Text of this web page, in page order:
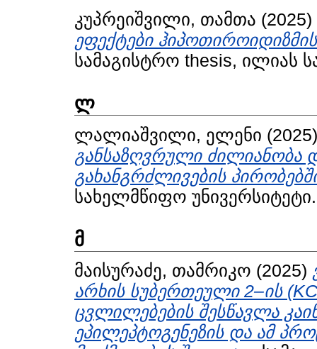
კუპრეიშვილი, თამთა (2025)
ეფექტები
სამაგისტრო thesis, ილიას
ლ
ლალიაშვილი, ელენი
განსაზღვრული ძილიანობა
გახანგრძლივების
სახელმწიფო უნივერსიტეტი.
მ
მაისურაძე, თამრიკო (2025)
არხის სუბერთეული 2–ის
ცვლილებების შესწავლა
ეპილეპტოგენეზის და ამ